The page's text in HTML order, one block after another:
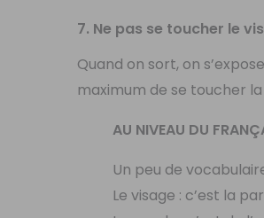
7. Ne pas se toucher le
Quand on sort, on
maximum de se toucher
AU NIVEAU DU
Un peu de
Le visage : c’est la